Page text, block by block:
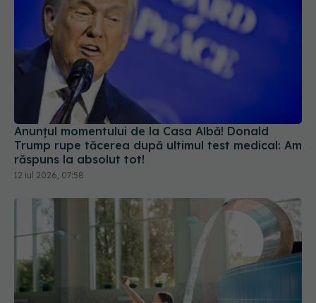
Anunțul momentului de la Casa Albă! Donald
Trump rupe tăcerea după ultimul test medical: Am
răspuns la absolut tot!
12 iul 2026, 07:58